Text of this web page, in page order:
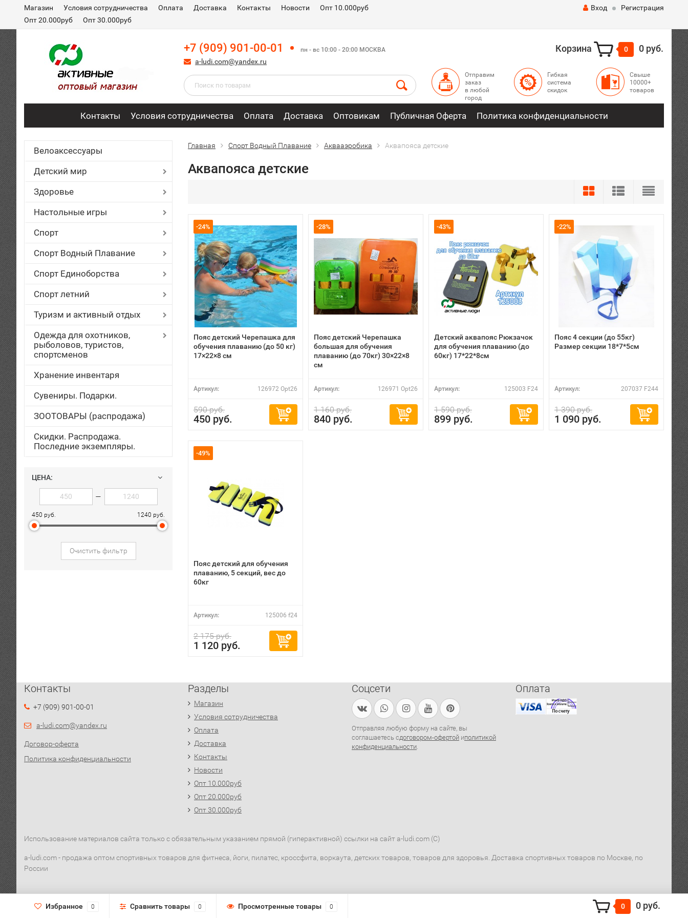
Магазин Условия сотрудничества Оплата Доставка Контакты Новости
Опт 10.000руб
Опт 20.000руб
Опт 30.000руб
Вход Регистрация
+7 (909) 901-00-01 пн - вс 10:00 - 20:00 МОСКВА
a-ludi.com@yandex.ru
Корзина 0 0 руб.
Отправим
заказ
в любой
город
Гибкая
система
скидок
Свыше
10000+
товаров
Контакты Условия сотрудничества Оплата Доставка Оптовикам Публичная Оферта Политика конфиденциальности
Велоаксессуары
Детский мир
Здоровье
Настольные игры
Спорт
Спорт Водный Плавание
Спорт Единоборства
Спорт летний
Туризм и активный отдых
Одежда для охотников,
рыболовов, туристов,
спортсменов
Хранение инвентаря
Сувениры. Подарки.
ЗООТОВАРЫ (распродажа)
Скидки. Распродажа.
Последние экземпляры.
ЦЕНА:
—
450 руб. 1240 руб.
Очистить фильтр
Главная Спорт Водный Плавание Аквааэробика Аквапояса детские
Аквапояса детские
-24%
Пояс детский Черепашка для
обучения плаванию (до 50 кг)
17×22×8 см
Артикул: 126972 Opt26
590 руб.
450 руб.
-28%
Пояс детский Черепашка
большая для обучения
плаванию (до 70кг) 30×22×8
см
Артикул: 126971 Opt26
1 160 руб.
840 руб.
-43%
Детский аквапояс Рюкзачок
для обучения плаванию (до
60кг) 17*22*8см
Артикул: 125003 F24
1 590 руб.
899 руб.
-22%
Пояс 4 секции (до 55кг)
Размер секции 18*7*5см
Артикул: 207037 F244
1 390 руб.
1 090 руб.
-49%
Пояс детский для обучения
плаванию, 5 секций, вес до
60кг
Артикул: 125006 f24
2 175 руб.
1 120 руб.
Контакты
+7 (909) 901-00-01
a-ludi.com@yandex.ru
Договор-оферта
Политика конфиденциальности
Разделы
Магазин
Условия сотрудничества
Оплата
Доставка
Контакты
Новости
Опт 10.000руб
Опт 20.000руб
Опт 30.000руб
Соцсети
Отправляя любую форму на сайте, вы
соглашаетесь сдоговором-офертой иполитикой
конфиденциальности.
Оплата
Использование материалов сайта только с обязательным указанием прямой (гиперактивной) ссылки на сайт a-ludi.com (C)
a-ludi.com - продажа оптом спортивных товаров для фитнеса, йоги, пилатес, кроссфита, воркаута, детских товаров, товаров для здоровья. Доставка спортивных товаров по Москве, по
России
Избранное 0 Сравнить товары 0 Просмотренные товары 0 0 0 руб.